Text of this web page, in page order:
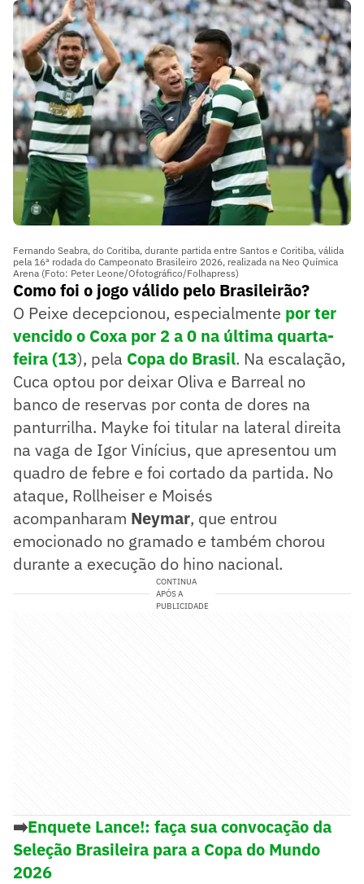
Fernando Seabra, do Coritiba, durante partida entre Santos e Coritiba, válida
pela 16ª rodada do Campeonato Brasileiro 2026, realizada na Neo Química
Arena (Foto: Peter Leone/Ofotográfico/Folhapress)
Como foi o jogo válido pelo Brasileirão?
O Peixe decepcionou, especialmente por ter
vencido o Coxa por 2 a 0 na última quarta-
feira (13), pela Copa do Brasil. Na escalação,
Cuca optou por deixar Oliva e Barreal no
banco de reservas por conta de dores na
panturrilha. Mayke foi titular na lateral direita
na vaga de Igor Vinícius, que apresentou um
quadro de febre e foi cortado da partida. No
ataque, Rollheiser e Moisés
acompanharam Neymar, que entrou
emocionado no gramado e também chorou
durante a execução do hino nacional.
CONTINUA
APÓS A
PUBLICIDADE
➡️Enquete Lance!: faça sua convocação da
Seleção Brasileira para a Copa do Mundo
2026